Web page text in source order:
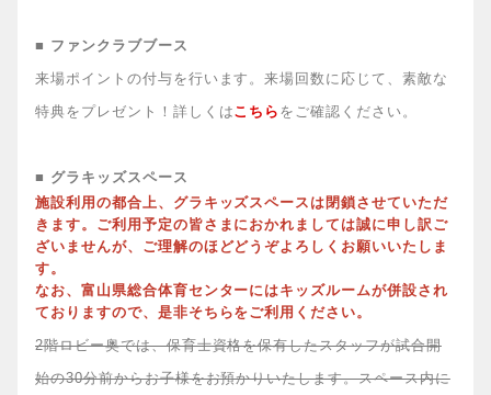
■ ファンクラブブース
来場ポイントの付与を行います。来場回数に応じて、素敵な
特典をプレゼント！詳しくはこちら をご確認ください。
■ グラキッズスペース
施設利用の都合上、グラキッズスペースは閉鎖させていただ
きます。ご利用予定の皆さまにおかれましては誠に申し訳ご
ざいませんが、ご理解のほどどうぞよろしくお願いいたしま
す。
なお、富山県総合体育センターにはキッズルームが併設され
ておりますので、是非そちらをご利用ください。
2階ロビー奥では、保育士資格を保有したスタッフが試合開
始の30分前からお子様をお預かりいたします。スペース内に